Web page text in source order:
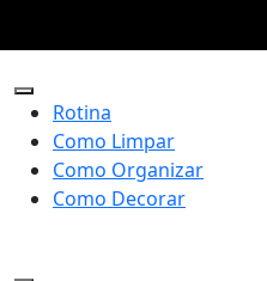
Rotina
Como Limpar
Como Organizar
Como Decorar